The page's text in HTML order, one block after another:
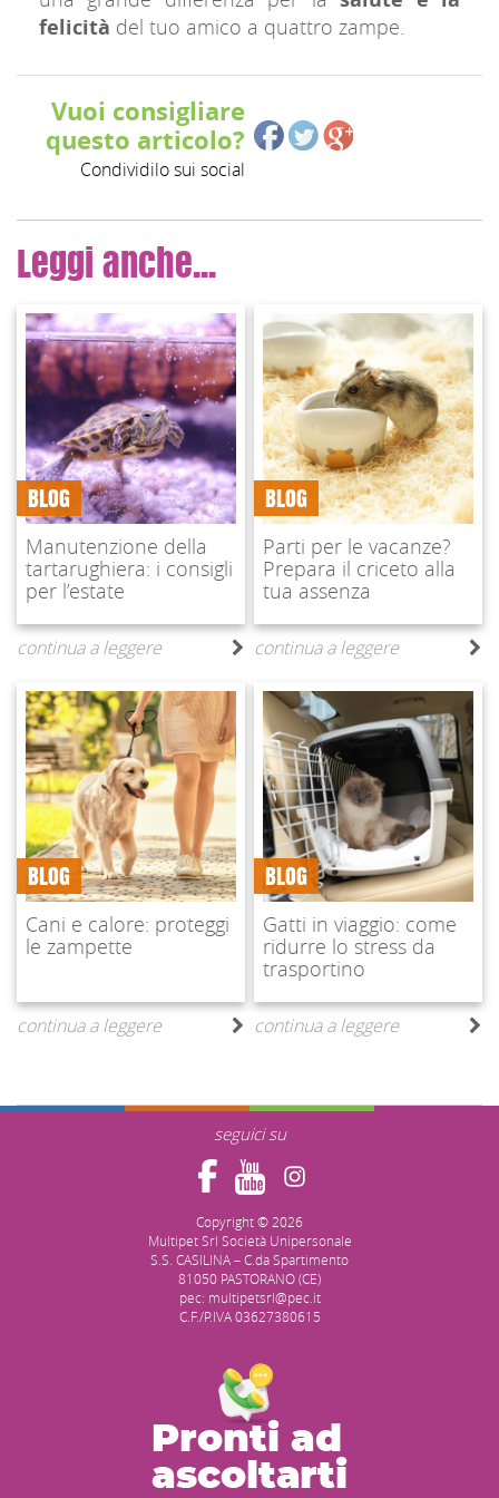
felicità del tuo amico a quattro zampe.
Vuoi consigliare
questo articolo?
Condividilo sui social
Leggi anche...
BLOG
Manutenzione della
tartarughiera: i consigli
per l’estate
continua a leggere
BLOG
Parti per le vacanze?
Prepara il criceto alla
tua assenza
continua a leggere
BLOG
Cani e calore: proteggi
le zampette
continua a leggere
BLOG
Gatti in viaggio: come
ridurre lo stress da
trasportino
continua a leggere
seguici su
Copyright © 2026
Multipet Srl Società Unipersonale
S.S. CASILINA – C.da Spartimento
81050 PASTORANO (CE)
pec: multipetsrl@pec.it
C.F./P.IVA 03627380615